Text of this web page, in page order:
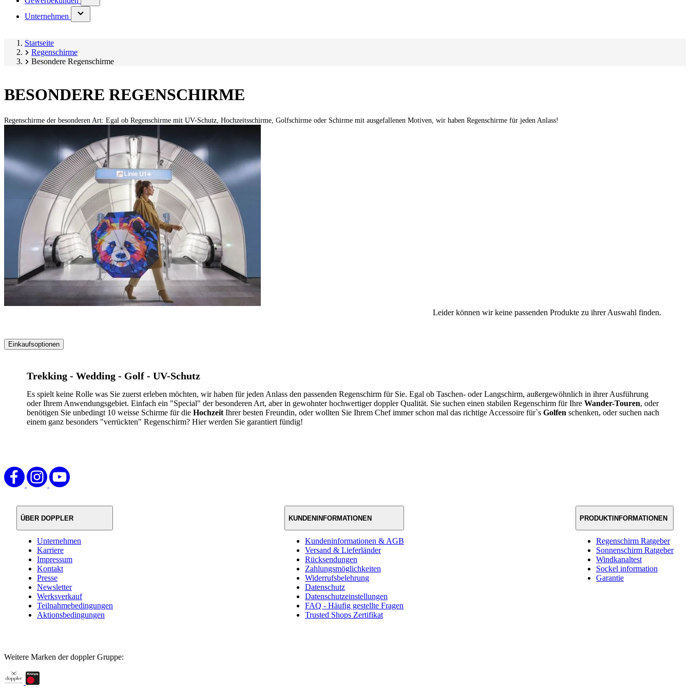
submenu)
Unternehmen
(has
submenu)
Startseite
Regenschirme
Besondere Regenschirme
BESONDERE REGENSCHIRME
Regenschirme der besonderen Art: Egal ob Regenschirme mit UV-Schutz, Hochzeitsschirme, Golfschirme oder Schirme mit ausgefallenen Motiven, wir haben Regenschirme für jeden Anlass!
Einkaufsoptionen
Produktliste
springen
Leider können wir keine passenden Produkte zu ihrer Auswahl finden.
Trekking - Wedding - Golf - UV-Schutz
Es spielt keine Rolle was Sie zuerst erleben möchten, wir haben für jeden Anlass den passenden Regenschirm für Sie. Egal ob Taschen- oder Langschirm, außergewöhnlich in ihrer Ausführung
oder Ihrem Anwendungsgebiet. Einfach ein "Special" der besonderen Art, aber in gewohnter hochwertiger doppler Qualität. Sie suchen einen stabilen Regenschirm für Ihre Wander-Touren, oder
benötigen Sie unbedingt 10 weisse Schirme für die Hochzeit Ihrer besten Freundin, oder wollten Sie Ihrem Chef immer schon mal das richtige Accessoire für`s Golfen schenken, oder suchen nach
einem ganz besonders "verrückten" Regenschirm? Hier werden Sie garantiert fündig!
ÜBER DOPPLER
Unternehmen
Karriere
Impressum
Kontakt
Presse
Newsletter
Werksverkauf
Teilnahmebedingungen
Aktionsbedingungen
KUNDENINFORMATIONEN
Kundeninformationen & AGB
Versand & Lieferländer
Rücksendungen
Zahlungsmöglichkeiten
Widerrufsbelehrung
Datenschutz
Datenschutzeinstellungen
FAQ - Häufig gestellte Fragen
Trusted Shops Zertifikat
PRODUKTINFORMATIONEN
Regenschirm Ratgeber
Sonnenschirm Ratgeber
Windkanaltest
Sockel information
Garantie
Weitere Marken der doppler Gruppe: